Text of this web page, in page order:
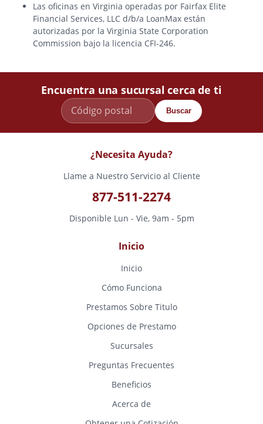
Las oficinas en Virginia operadas por Fairfax Elite
Financial Services, LLC d/b/a LoanMax están
autorizadas por la Virginia State Corporation
Commission bajo la licencia CFI-246.
Encuentra una sucursal cerca de ti
Buscar
¿Necesita Ayuda?
Llame a Nuestro Servicio al Cliente
877-511-2274
Disponible Lun - Vie, 9am - 5pm
Inicio
Inicio
Cómo Funciona
Prestamos Sobre Titulo
Opciones de Prestamo
Sucursales
Preguntas Frecuentes
Beneficios
Acerca de